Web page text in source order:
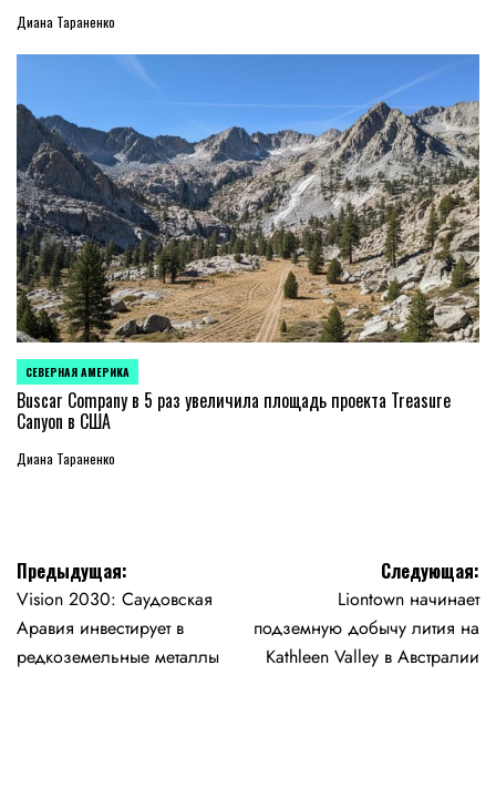
Диана Тараненко
ОПУБЛИКОВАНО
В
СЕВЕРНАЯ АМЕРИКА
Buscar Company в 5 раз увеличила площадь проекта Treasure
Canyon в США
Диана Тараненко
Навигация
по
записям
Предыдущая:
Vision 2030: Саудовская
Аравия инвестирует в
редкоземельные металлы
Следующая:
Liontown начинает
подземную добычу лития на
Kathleen Valley в Австралии